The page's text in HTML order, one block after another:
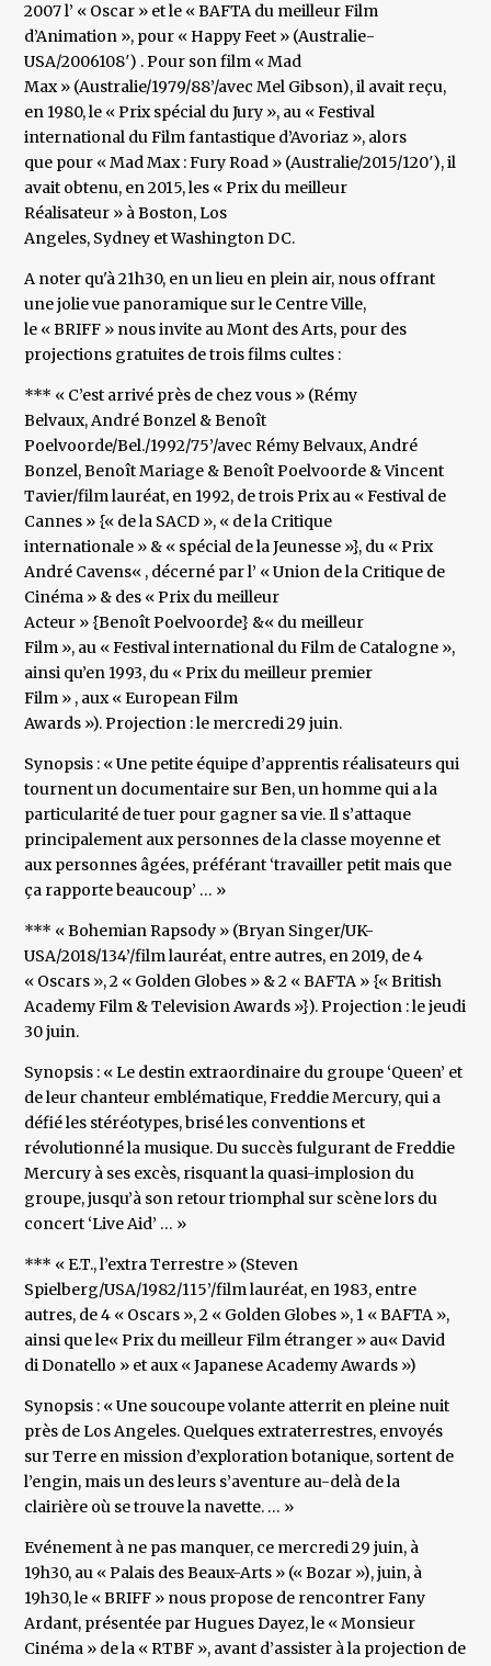
2007 l’ « Oscar » et le « BAFTA du meilleur Film
d’Animation », pour « Happy Feet » (Australie-
USA/2006108′) . Pour son film « Mad
Max » (Australie/1979/88’/avec Mel Gibson), il avait reçu,
en 1980, le « Prix spécial du Jury », au « Festival
international du Film fantastique d’Avoriaz », alors
que pour « Mad Max : Fury Road » (Australie/2015/120′), il
avait obtenu, en 2015, les « Prix du meilleur
Réalisateur » à Boston, Los
Angeles, Sydney et Washington DC.
A noter qu'à 21h30, en un lieu en plein air, nous offrant
une jolie vue panoramique sur le Centre Ville,
le « BRIFF » nous invite au Mont des Arts, pour des
projections gratuites de trois films cultes :
*** « C’est arrivé près de chez vous » (Rémy
Belvaux, André Bonzel & Benoît
Poelvoorde/Bel./1992/75’/avec Rémy Belvaux, André
Bonzel, Benoît Mariage & Benoît Poelvoorde & Vincent
Tavier/film lauréat, en 1992, de trois Prix au « Festival de
Cannes » {« de la SACD », « de la Critique
internationale » & « spécial de la Jeunesse »}, du « Prix
André Cavens« , décerné par l’ « Union de la Critique de
Cinéma » & des « Prix du meilleur
Acteur » {Benoît Poelvoorde} &« du meilleur
Film », au « Festival international du Film de Catalogne »,
ainsi qu’en 1993, du « Prix du meilleur premier
Film » , aux « European Film
Awards »). Projection : le mercredi 29 juin.
Synopsis : « Une petite équipe d’apprentis réalisateurs qui
tournent un documentaire sur Ben, un homme qui a la
particularité de tuer pour gagner sa vie. Il s’attaque
principalement aux personnes de la classe moyenne et
aux personnes âgées, préférant ‘travailler petit mais que
ça rapporte beaucoup’ … »
*** « Bohemian Rapsody » (Bryan Singer/UK-
USA/2018/134’/film lauréat, entre autres, en 2019, de 4
« Oscars », 2 « Golden Globes » & 2 « BAFTA » {« British
Academy Film & Television Awards »}). Projection : le jeudi
30 juin.
Synopsis : « Le destin extraordinaire du groupe ‘Queen’ et
de leur chanteur emblématique, Freddie Mercury, qui a
défié les stéréotypes, brisé les conventions et
révolutionné la musique. Du succès fulgurant de Freddie
Mercury à ses excès, risquant la quasi-implosion du
groupe, jusqu’à son retour triomphal sur scène lors du
concert ‘Live Aid’ … »
*** « E.T., l’extra Terrestre » (Steven
Spielberg/USA/1982/115’/film lauréat, en 1983, entre
autres, de 4 « Oscars », 2 « Golden Globes », 1 « BAFTA »,
ainsi que le« Prix du meilleur Film étranger » au« David
di Donatello » et aux « Japanese Academy Awards »)
Synopsis : « Une soucoupe volante atterrit en pleine nuit
près de Los Angeles. Quelques extraterrestres, envoyés
sur Terre en mission d’exploration botanique, sortent de
l’engin, mais un des leurs s’aventure au-delà de la
clairière où se trouve la navette. … »
Evénement à ne pas manquer, ce mercredi 29 juin, à
19h30, au « Palais des Beaux-Arts » (« Bozar »), juin, à
19h30, le « BRIFF » nous propose de rencontrer Fany
Ardant, présentée par Hugues Dayez, le « Monsieur
Cinéma » de la « RTBF », avant d’assister à la projection de